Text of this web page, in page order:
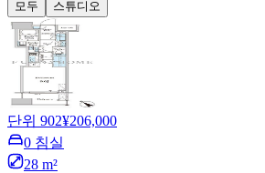
모두 스튜디오
단위 902¥206,000
0 침실
28 m²